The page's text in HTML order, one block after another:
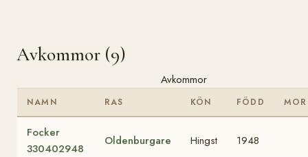
Avkommor (9)
Avkommor
NAMN RAS KÖN FÖDD MOR
Focker
330402948
Oldenburgare Hingst 1948